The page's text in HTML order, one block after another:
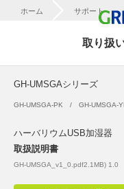
ホーム サポート
取り扱
GH-UMSGAシリーズ
GH-UMSGA-PK GH-UMSGA-YL
ハーバリウムUSB加湿器
取扱説明書
GH-UMSGA_v1_0.pdf2.1MB) 1.0